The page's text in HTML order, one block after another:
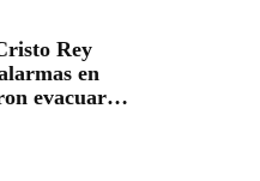
Rey
en
evacuar